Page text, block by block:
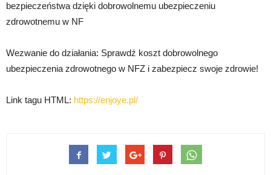
bezpieczeństwa dzięki dobrowolnemu ubezpieczeniu
zdrowotnemu w NF
Wezwanie do działania: Sprawdź koszt dobrowolnego
ubezpieczenia zdrowotnego w NFZ i zabezpiecz swoje zdrowie!
Link tagu HTML: https://enjoye.pl/